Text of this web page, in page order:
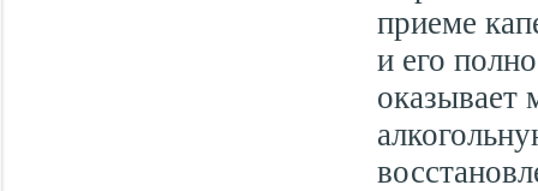
приеме
и его
оказывает